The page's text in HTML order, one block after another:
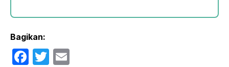
Bagikan:
F
T